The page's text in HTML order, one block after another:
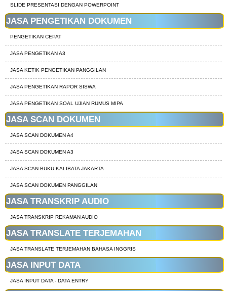
SLIDE PRESENTASI DENGAN POWERPOINT
JASA PENGETIKAN DOKUMEN
PENGETIKAN CEPAT
JASA PENGETIKAN A3
JASA KETIK PENGETIKAN PANGGILAN
JASA PENGETIKAN RAPOR SISWA
JASA PENGETIKAN SOAL UJIAN RUMUS MIPA
JASA SCAN DOKUMEN
JASA SCAN DOKUMEN A4
JASA SCAN DOKUMEN A3
JASA SCAN BUKU KALIBATA JAKARTA
JASA SCAN DOKUMEN PANGGILAN
JASA TRANSKRIP AUDIO
JASA TRANSKRIP REKAMAN AUDIO
JASA TRANSLATE TERJEMAHAN
JASA TRANSLATE TERJEMAHAN BAHASA INGGRIS
JASA INPUT DATA
JASA INPUT DATA - DATA ENTRY